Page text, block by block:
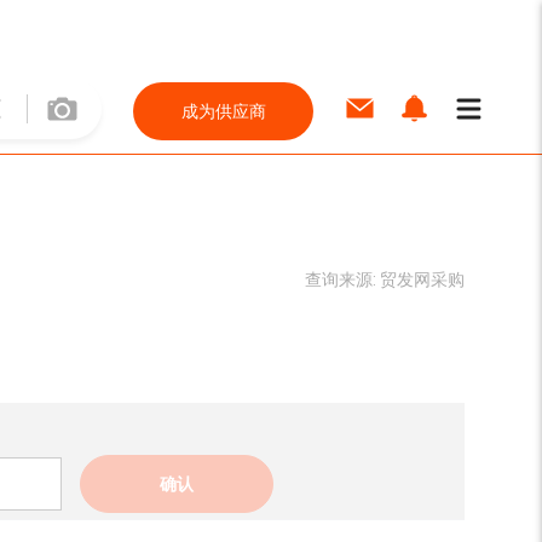
成为供应商
查询来源: 贸发网采购
确认